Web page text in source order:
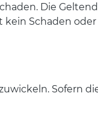
Die
Schaden
Sofern